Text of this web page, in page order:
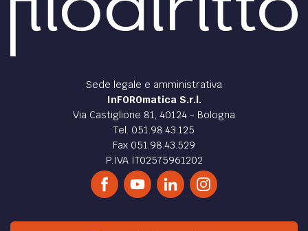
Sede legale e amministrativa
InFOROmatica S.r.l.
Via Castiglione 81, 40124 - Bologna
Tel. 051.98.43.125
Fax 051.98.43.529
P.IVA IT02575961202